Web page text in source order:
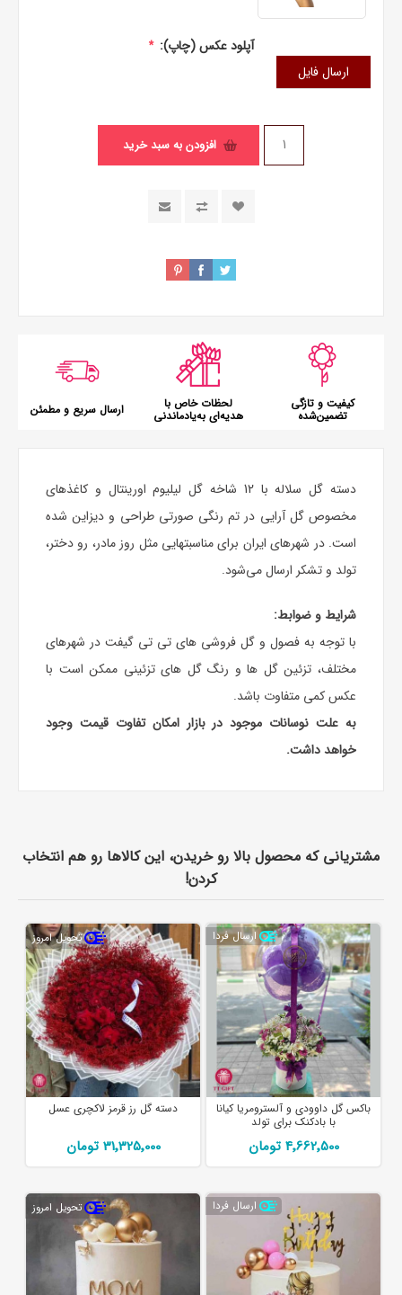
آپلود عکس (چاپ): *
ارسال فایل
افزودن به سبد خرید
کیفیت و تازگی
تضمین‌شده
لحظات خاص با
هدیه‌ای به‌یادماندنی ارسال سریع و مطمئن
دسته گل سلاله با 12 شاخه گل لیلیوم اورینتال و کاغذهای
مخصوص گل آرایی در تم رنگی صورتی طراحی و دیزاین شده
است. در شهرهای ایران برای مناسبت‎هایی مثل روز مادر، رو دختر،
تولد و تشکر ارسال می‌شود.
شرایط و ضوابط:
با توجه به فصول و گل فروشی های تی تی گیفت در شهرهای
مختلف، تزئین گل ها و رنگ گل های تزئینی ممکن است با
عکس کمی متفاوت باشد.
به علت نوسانات موجود در بازار امکان تفاوت قیمت وجود
خواهد داشت.
مشتریانی که محصول بالا رو خریدن، این کالاها رو هم انتخاب
کردن!
ارسال فردا
باکس گل داوودی و آلسترومریا کیانا
با بادکنک برای تولد
4٬662٬500 تومان
تحویل امروز
دسته گل رز قرمز لاکچری عسل
31٬325٬000 تومان
ارسال فردا تحویل امروز